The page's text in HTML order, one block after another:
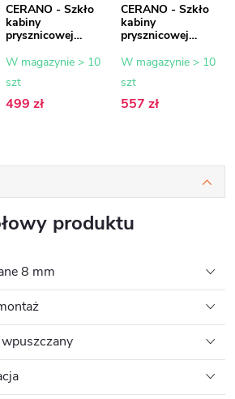
CERANO - Szkło
kabiny
prysznicowej
szkło mrożone -
W magazynie > 10
szt
499 zł
CERANO - Szkło
kabiny
prysznicowej
szkło mrożone -
W magazynie > 10
szt
557 zł
produktu
8 mm